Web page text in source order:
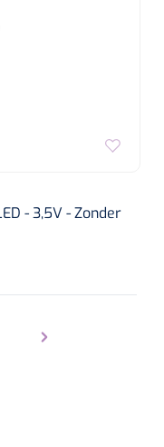
- 3,5V - Zonder